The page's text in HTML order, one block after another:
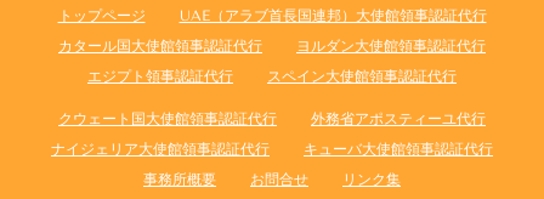
トップページ
UAE（アラブ首長国連邦）大使館領事認証代行
カタール国大使館領事認証代行
ヨルダン大使館領事認証代行
エジプト領事認証代行
スペイン大使館領事認証代行
クウェート国大使館領事認証代行
外務省アポスティーユ代行
ナイジェリア大使館領事認証代行
キューバ大使館領事認証代行
事務所概要
お問合せ リンク集